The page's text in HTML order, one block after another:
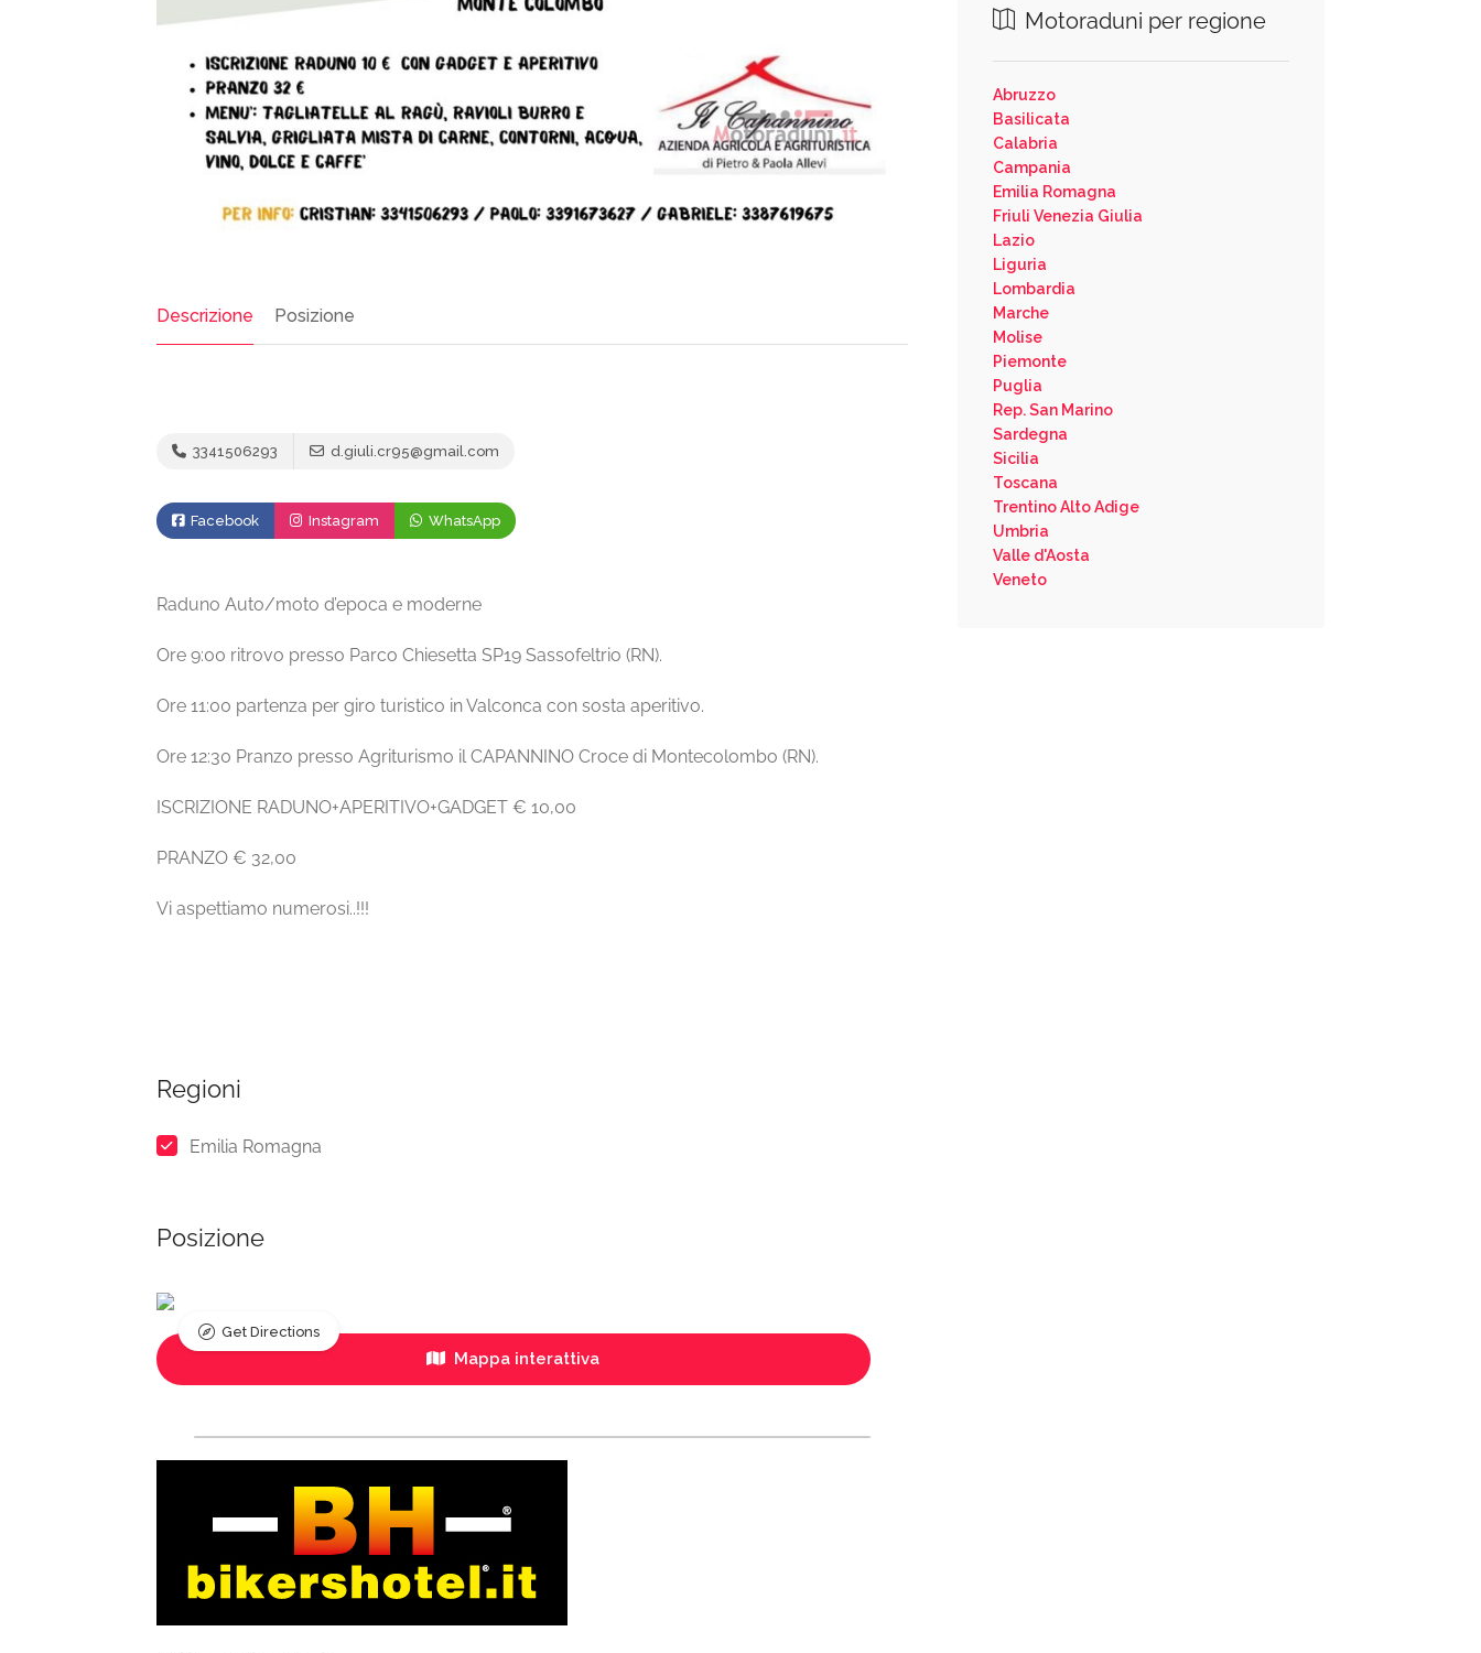
Descrizione Posizione
3341506293 d.giuli.cr95@gmail.com
Facebook Instagram WhatsApp
Raduno Auto/moto d’epoca e moderne
Ore 9:00 ritrovo presso Parco Chiesetta SP19 Sassofeltrio (RN).
Ore 11:00 partenza per giro turistico in Valconca con sosta aperitivo.
Ore 12:30 Pranzo presso Agriturismo il CAPANNINO Croce di Montecolombo (RN).
ISCRIZIONE RADUNO+APERITIVO+GADGET € 10,00
PRANZO € 32,00
Vi aspettiamo numerosi..!!!
Regioni
Emilia Romagna
Posizione
Mappa interattiva
Get Directions
Motoraduni per regione
Abruzzo
Basilicata
Calabria
Campania
Emilia Romagna
Friuli Venezia Giulia
Lazio
Liguria
Lombardia
Marche
Molise
Piemonte
Puglia
Rep. San Marino
Sardegna
Sicilia
Toscana
Trentino Alto Adige
Umbria
Valle d'Aosta
Veneto